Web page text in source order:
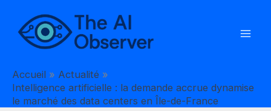
contenu
Accueil
Actualité
Intelligence artificielle : la demande accrue dynamise
le marché des data centers en Île-de-France